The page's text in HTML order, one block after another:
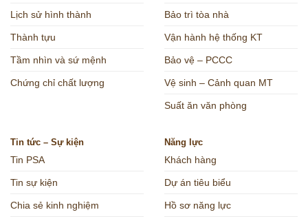
Lịch sử hình thành
Thành tựu
Tầm nhìn và sứ mệnh
Chứng chỉ chất lượng
Bảo trì tòa nhà
Vận hành hệ thống KT
Bảo vệ – PCCC
Vệ sinh – Cảnh quan MT
Suất ăn văn phòng
Tin tức – Sự kiện
Tin PSA
Tin sự kiện
Chia sẻ kinh nghiệm
Năng lực
Khách hàng
Dự án tiêu biểu
Hồ sơ năng lực